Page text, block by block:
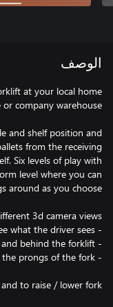
الوصف
at your local home
and shelf position and
from the receiving
Six levels of play with
level where you can